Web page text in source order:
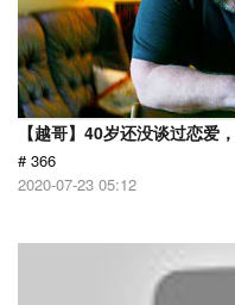
【越哥】40岁还没谈过恋爱
# 366
2020-07-23 05:12